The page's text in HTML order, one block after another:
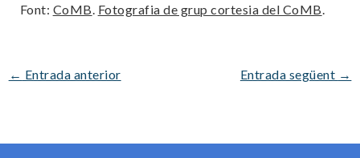
Font: CoMB. Fotografia de grup cortesia del CoMB.
← Entrada anterior Entrada següent →